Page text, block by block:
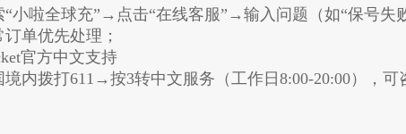
“小啦全球充”→点击“在线客服”→输入问题（如“保号失
订单优先处理；
官方中文支持​​​​
境内拨打611→按3转中文服务（工作日8:00-20:00），